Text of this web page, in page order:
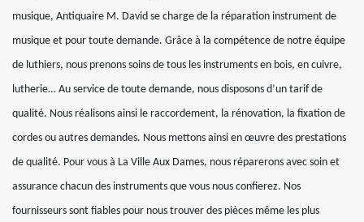
musique, Antiquaire M. David se charge de la réparation instrument de
musique et pour toute demande. Grâce à la compétence de notre équipe
de luthiers, nous prenons soins de tous les instruments en bois, en cuivre,
lutherie… Au service de toute demande, nous disposons d’un tarif de
qualité. Nous réalisons ainsi le raccordement, la rénovation, la fixation de
cordes ou autres demandes. Nous mettons ainsi en œuvre des prestations
de qualité. Pour vous à La Ville Aux Dames, nous réparerons avec soin et
assurance chacun des instruments que vous nous confierez. Nos
fournisseurs sont fiables pour nous trouver des pièces même les plus